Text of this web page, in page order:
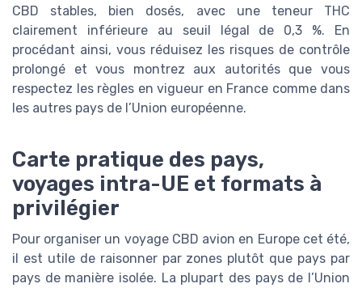
CBD stables, bien dosés, avec une teneur THC
clairement inférieure au seuil légal de 0,3 %. En
procédant ainsi, vous réduisez les risques de contrôle
prolongé et vous montrez aux autorités que vous
respectez les règles en vigueur en France comme dans
les autres pays de l’Union européenne.
Carte pratique des pays,
voyages intra-UE et formats à
privilégier
Pour organiser un voyage CBD avion en Europe cet été,
il est utile de raisonner par zones plutôt que pays par
pays de manière isolée. La plupart des pays de l’Union